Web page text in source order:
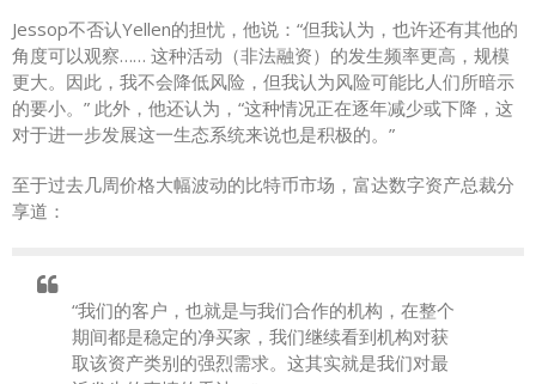
Jessop不否认Yellen的担忧，他说：“但我认为，也许还有其他的
角度可以观察…… 这种活动（非法融资）的发生频率更高，规模
更大。因此，我不会降低风险，但我认为风险可能比人们所暗示
的要小。” 此外，他还认为，“这种情况正在逐年减少或下降，这
对于进一步发展这一生态系统来说也是积极的。”
至于过去几周价格大幅波动的比特币市场，富达数字资产总裁分
享道：
“我们的客户，也就是与我们合作的机构，在整个
期间都是稳定的净买家，我们继续看到机构对获
取该资产类别的强烈需求。这其实就是我们对最